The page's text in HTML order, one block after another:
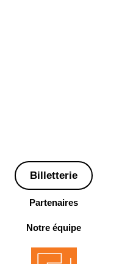
Billetterie
Partenaires
Notre équipe